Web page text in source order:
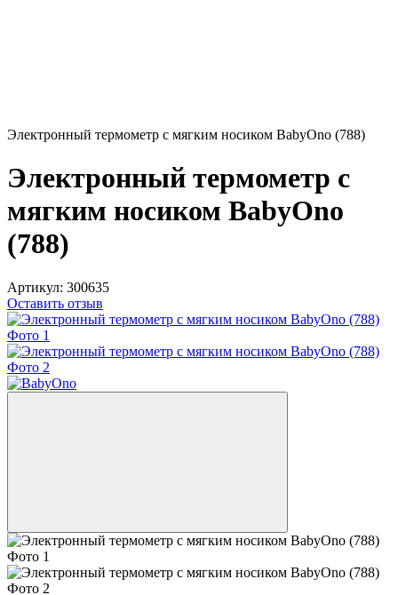
Электронный термометр с мягким носиком BabyOno (788)
Электронный термометр с
мягким носиком BabyOno
(788)
Артикул: 300635
Оставить отзыв